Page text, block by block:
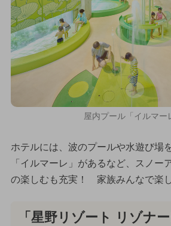
屋内プール「イルマー
ホテルには、波のプールや水遊び場
「イルマーレ」があるなど、スノー
の楽しむも充実！ 家族みんなで楽
「星野リゾート リゾナ